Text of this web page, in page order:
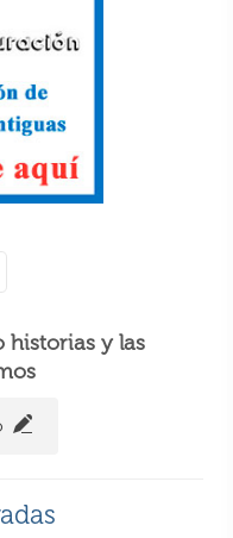
recorriendo
vietnamita.
historias y las